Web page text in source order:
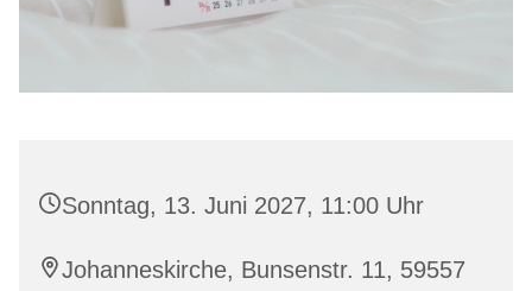
Sonntag, 13. Juni 2027, 11:00 Uhr
Johanneskirche, Bunsenstr. 11, 59557